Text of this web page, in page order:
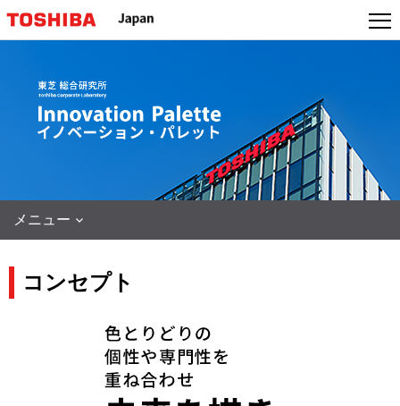
ン
プ
メニュー
コンセプト